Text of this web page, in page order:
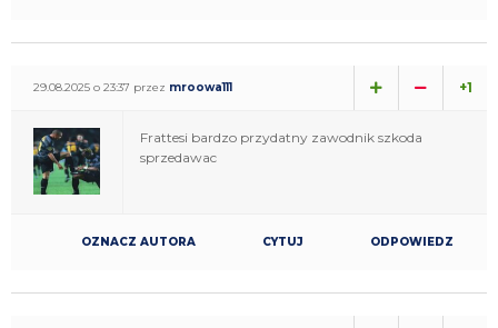
29.08.2025 o 23:37 przez mroowa111 +1
Frattesi bardzo przydatny zawodnik szkoda
sprzedawac
OZNACZ AUTORA CYTUJ ODPOWIEDZ